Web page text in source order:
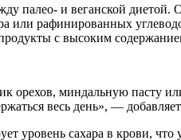
палео- и веганской диетой.
или рафинированных
с высоким
орехов, миндальную пасту
весь день», —
уровень сахара в крови,